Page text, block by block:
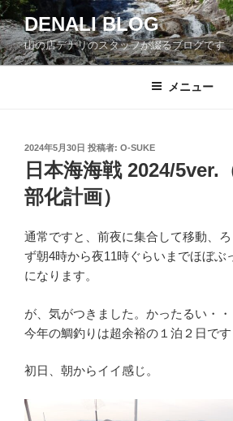
コ
ン
テ
ン
DENALI BLOG
山の店デナリのスタッフが綴るブログです
メニュー
投
稿
日:
2024年5月30日 投稿者: O-SUKE
日本海海戦 2024/5ver.
部化計画）
通常ですと、前夜に集合して移動、
ず朝4時から夜11時ぐらいまでほぼぶ
になります。
が、気がつきました。かったるい・・
今年の鯛釣りは超余裕の１泊２日です
初日、朝からイイ感じ。